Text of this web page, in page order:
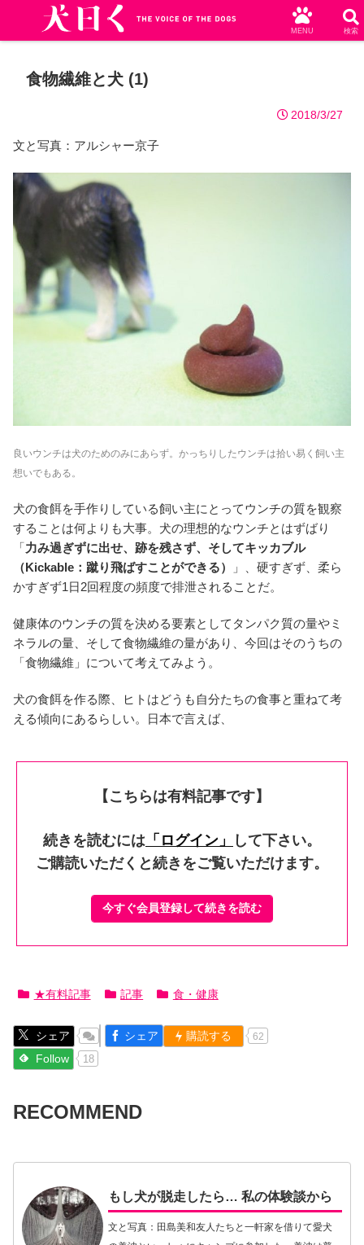
食物繊維と犬 (1)
2018/3/27
文と写真：アルシャー京子
良いウンチは犬のためのみにあらず。かっちりしたウンチは拾い易く飼い主
想いでもある。
犬の食餌を手作りしている飼い主にとってウンチの質を観察
することは何よりも大事。犬の理想的なウンチとはずばり
「力み過ぎずに出せ、跡を残さず、そしてキッカブル
（Kickable：蹴り飛ばすことができる）
」、硬すぎず、柔ら
かすぎず1日2回程度の頻度で排泄されることだ。
健康体のウンチの質を決める要素としてタンパク質の量やミ
ネラルの量、そして食物繊維の量があり、今回はそのうちの
「食物繊維」について考えてみよう。
犬の食餌を作る際、ヒトはどうも自分たちの食事と重ねて考
える傾向にあるらしい。日本で言えば、
【こちらは有料記事です】
続きを読むには 「ログイン」
して下さい。
ご購読いただくと続きをご覧いただけます。
今すぐ会員登録して続きを読む
★有料記事 記事 食・健康
シェア シェア 購読する 62
Follow 18
RECOMMEND
もし犬が脱走したら… 私の体験談から
文と写真：田島美和友人たちと一軒家を借りて愛犬
MENU 検索